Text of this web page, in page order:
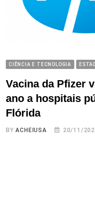
CIÊNCIA E TECNOLOGIA
Vacina da Pfizer
ano a hospitais
Flórida
BYACHEIUSA 20/11/